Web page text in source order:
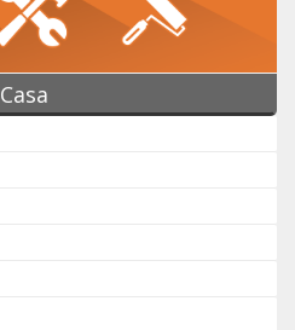
Casa